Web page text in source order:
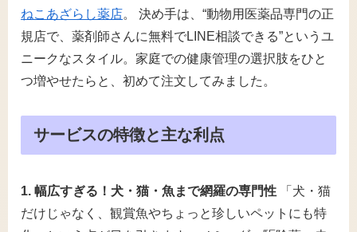
ねこあざらし薬店。 決め手は、“動物用医薬品専門の正
規店で、薬剤師さんに無料でLINE相談できる”というユ
ニークなスタイル。家庭での健康管理の選択肢をひと
つ増やせたらと、初めて注文してみました。
サービスの特徴と主な利点
1. 幅広すぎる！犬・猫・魚まで網羅の専門性 「犬・猫
だけじゃなく、観賞魚やちょっと珍しいペットにも特